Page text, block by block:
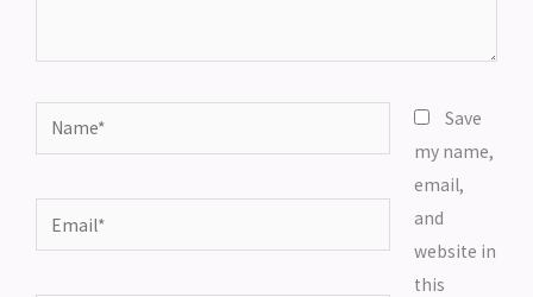
Name*
Email*
Save
my name,
email,
and
website in
this